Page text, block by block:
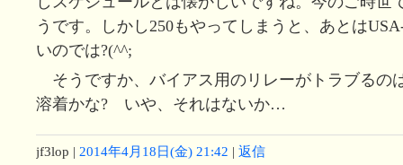
うです。しかし250もやってしまうと、あとは
いのでは?(^^;
そうですか、バイアス用のリレーがトラブるの
溶着かな? いや、それはないか…
jf3lop | 2014年4月18日(金) 21:42 | 返信